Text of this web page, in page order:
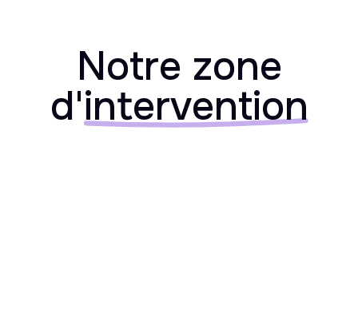
Notre zone
d'intervention